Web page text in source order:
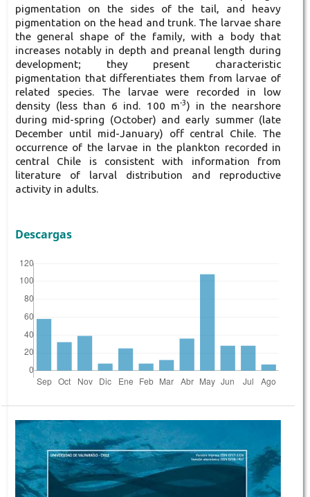
pigmentation on the sides of the tail, and heavy
pigmentation on the head and trunk. The larvae share
the general shape of the family, with a body that
increases notably in depth and preanal length during
development; they present characteristic
pigmentation that differentiates them from larvae of
related species. The larvae were recorded in low
density (less than 6 ind. 100 m-3) in the nearshore
during mid-spring (October) and early summer (late
December until mid-January) off central Chile. The
occurrence of the larvae in the plankton recorded in
central Chile is consistent with information from
literature of larval distribution and reproductive
activity in adults.
Descargas